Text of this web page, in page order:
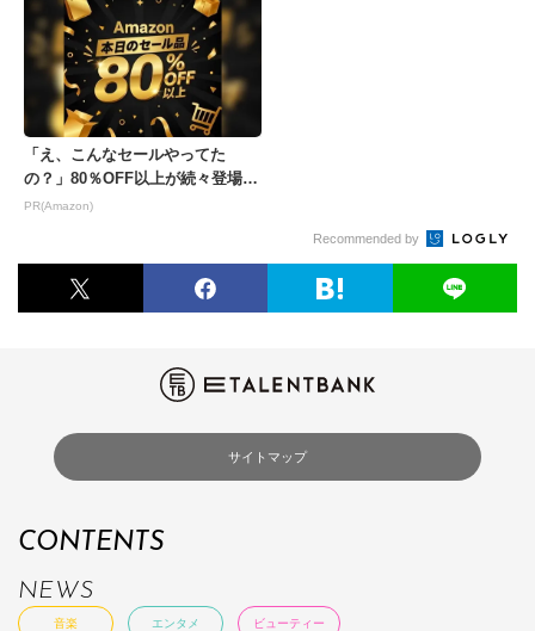
「え、こんなセールやってた
の？」80％OFF以上が続々登場！
Amazonの本気が...
PR(Amazon)
Recommended by
サイトマップ
CONTENTS
NEWS
音楽 エンタメ ビューティー